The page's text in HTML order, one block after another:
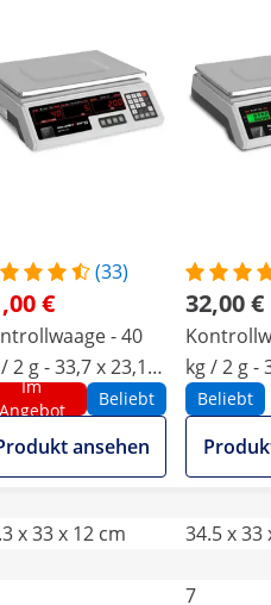
(33)
€
- 40
2 g - 33,7 x 23,1
- 6 LED
Im
Beliebt
ansehen
32,00 €
kg / 2 g -
cm - 6
Beliebt
x 33 x 12 cm
34.5 x 33
7